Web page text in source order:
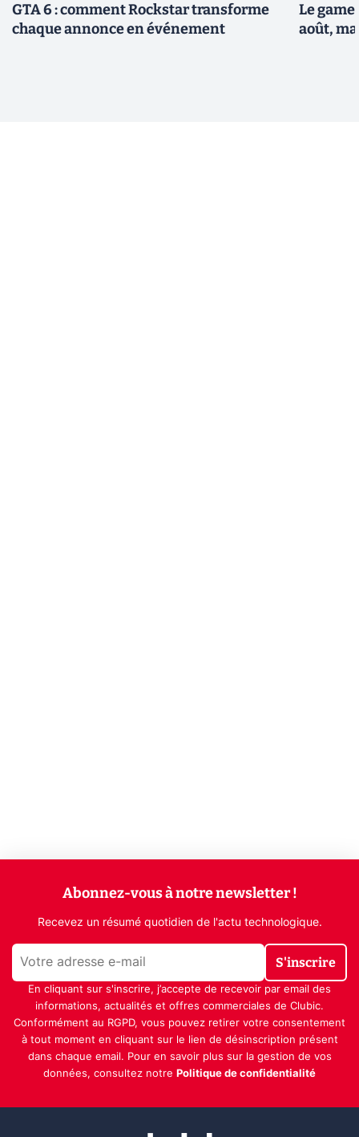
GTA 6 : comment Rockstar transforme
chaque annonce en événement
Le
août,
Abonnez-vous à notre newsletter !
Recevez un résumé quotidien de l'actu technologique.
S'inscrire
En cliquant sur s'inscrire, j’accepte de recevoir par email des
informations, actualités et offres commerciales de Clubic.
Conformément au RGPD, vous pouvez retirer votre consentement
à tout moment en cliquant sur le lien de désinscription présent
dans chaque email. Pour en savoir plus sur la gestion de vos
données, consultez notre Politique de confidentialité